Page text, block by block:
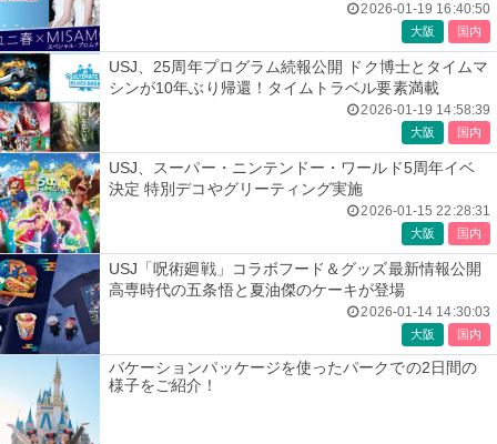
2026-01-19 16:40:50
大阪 国内
USJ、25周年プログラム続報公開 ドク博士とタイムマ
シンが10年ぶり帰還！タイムトラベル要素満載
2026-01-19 14:58:39
大阪 国内
USJ、スーパー・ニンテンドー・ワールド5周年イベ
決定 特別デコやグリーティング実施
2026-01-15 22:28:31
大阪 国内
USJ「呪術廻戦」コラボフード＆グッズ最新情報公開
高専時代の五条悟と夏油傑のケーキが登場
2026-01-14 14:30:03
大阪 国内
バケーションパッケージを使ったパークでの2日間の
様子をご紹介！